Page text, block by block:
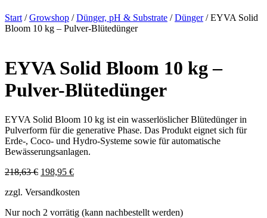
Start /Growshop /Dünger, pH & Substrate /Dünger/ EYVA Solid
Bloom 10 kg – Pulver-Blütedünger
EYVA Solid Bloom 10 kg –
Pulver-Blütedünger
EYVA Solid Bloom 10 kg ist ein wasserlöslicher Blütedünger in
Pulverform für die generative Phase. Das Produkt eignet sich für
Erde-, Coco- und Hydro-Systeme sowie für automatische
Bewässerungsanlagen.
218,63€ Ursprünglicher
war:
198,95 €Aktueller
ist:
zzgl. Versandkosten
Nur noch 2 vorrätig (kann nachbestellt werden)